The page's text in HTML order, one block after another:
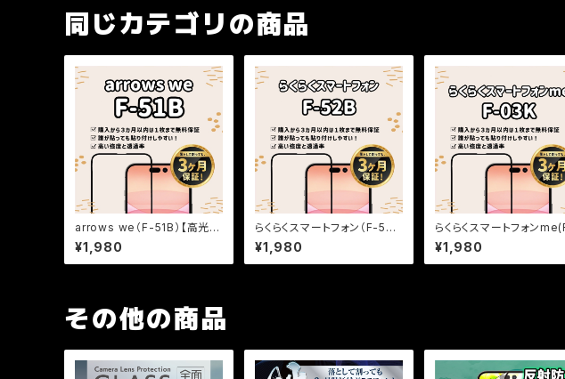
同じカテゴリの商品
arrows we（F-51B）【高光
沢】保証付きガラスフィルム
『鎧』全面フルカバー
¥1,980
らくらくスマートフォン（F-52
B）【高光沢】保証付きガラスフ
ィルム『鎧』全面フルカバー
¥1,980
らくらくスマートフォン
03K)/らくらくｽﾏｰﾄﾌｫﾝ
4J)【高光沢】保証付きガラ
フィルム『鎧』全面フルカ
¥1,980
その他の商品